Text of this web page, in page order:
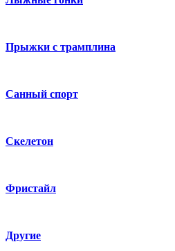
Прыжки с трамплина
Санный спорт
Скелетон
Фристайл
Другие